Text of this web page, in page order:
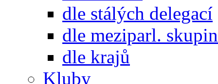
dle stálých delegací
dle meziparl. skupin
dle krajů
Kluby